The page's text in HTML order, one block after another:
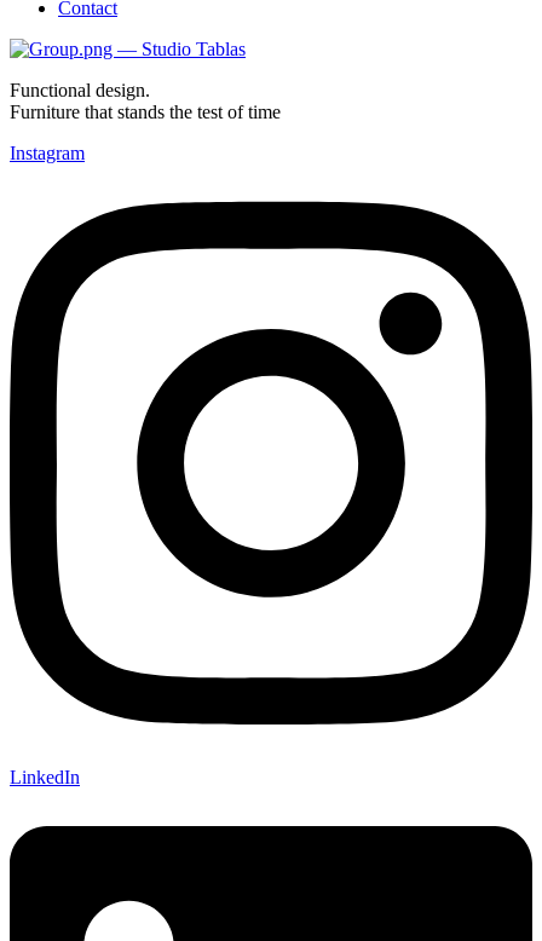
Contact
Functional design.
Furniture that stands the test of time
Instagram
LinkedIn